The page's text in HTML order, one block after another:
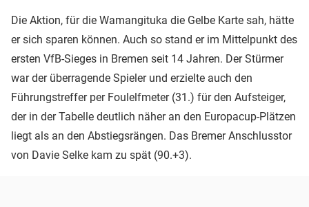
Die Aktion, für die Wamangituka die Gelbe Karte sah, hätte
er sich sparen können. Auch so stand er im Mittelpunkt des
ersten VfB-Sieges in Bremen seit 14 Jahren. Der Stürmer
war der überragende Spieler und erzielte auch den
Führungstreffer per Foulelfmeter (31.) für den Aufsteiger,
der in der Tabelle deutlich näher an den Europacup-Plätzen
liegt als an den Abstiegsrängen. Das Bremer Anschlusstor
von Davie Selke kam zu spät (90.+3).